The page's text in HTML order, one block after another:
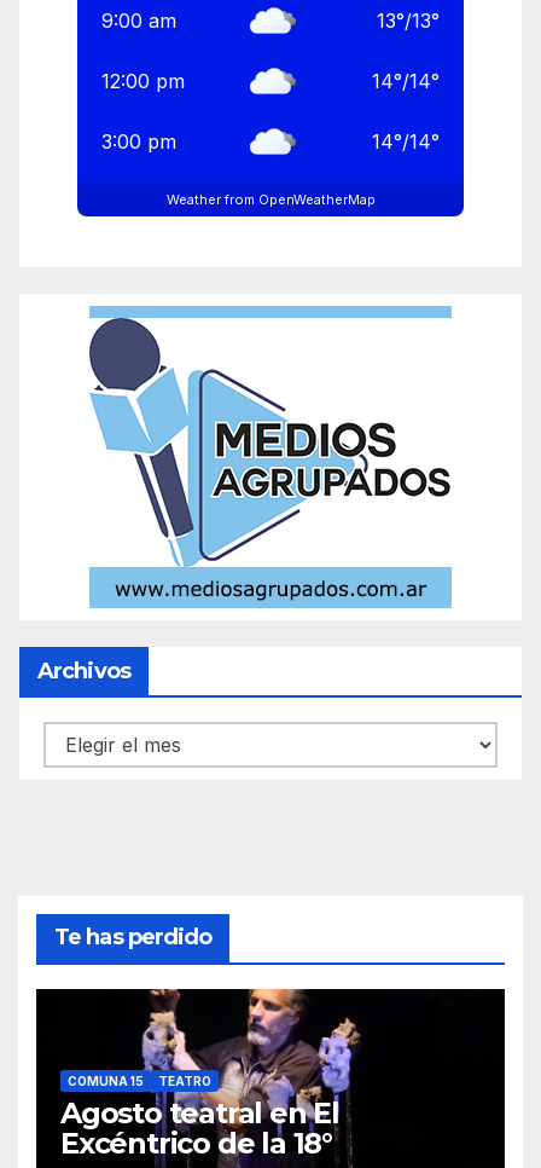
9:00 am 13°/13°
12:00 pm 14°/14°
3:00 pm 14°/14°
Weather from OpenWeatherMap
Archivos
Archivos
Te has perdido
COMUNA 15 TEATRO
Agosto teatral en El
Excéntrico de la 18°